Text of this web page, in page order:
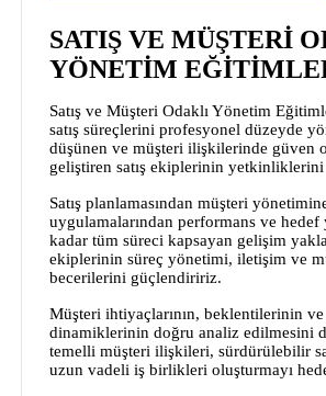
SATIŞ VE MÜŞTERİ
YÖNETİM
Satış ve Müşteri Odaklı Yönetim
satış süreçlerini profesyonel düzeyde
düşünen ve müşteri ilişkilerinde güven
geliştiren satış ekiplerinin
Satış planlamasından müşteri
uygulamalarından performans ve hedef
kadar tüm süreci kapsayan gelişim
ekiplerinin süreç yönetimi, iletişim ve
becerilerini güçlendiririz.
Müşteri ihtiyaçlarının, beklentilerinin ve
dinamiklerinin doğru analiz edilmesini
temelli müşteri ilişkileri, sürdürülebilir
uzun vadeli iş birlikleri oluşturmayı